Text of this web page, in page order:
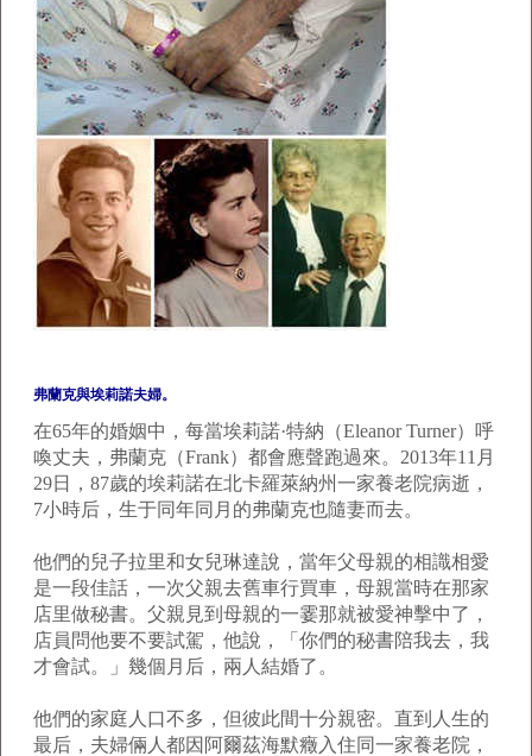
弗蘭克與埃莉諾夫婦。
在65年的婚姻中，每當埃莉諾·特納（Eleanor Turner）呼
喚丈夫，弗蘭克（Frank）都會應聲跑過來。2013年11月
29日，87歲的埃莉諾在北卡羅萊納州一家養老院病逝，
7小時后，生于同年同月的弗蘭克也隨妻而去。
他們的兒子拉里和女兒琳達說，當年父母親的相識相愛
是一段佳話，一次父親去舊車行買車，母親當時在那家
店里做秘書。父親見到母親的一霎那就被愛神擊中了，
店員問他要不要試駕，他說，「你們的秘書陪我去，我
才會試。」幾個月后，兩人結婚了。
他們的家庭人口不多，但彼此間十分親密。直到人生的
最后，夫婦倆人都因阿爾茲海默癥入住同一家養老院，